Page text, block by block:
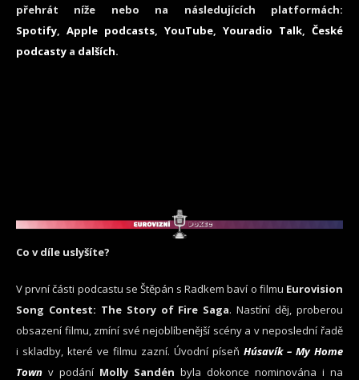
přehrát níže nebo na následujících platformách:
Spotify, Apple podcasts, YouTube, Youradio Talk, České
podcasty a dalších.
Co v díle uslyšíte?
V první části podcastu se Štěpán s Radkem baví o filmu Eurovision
Song Contest: The Story of Fire Saga. Nastíní děj, proberou
obsazení filmu, zmíní své nejoblíbenější scény a v neposlední řadě
i skladby, které ve filmu zazní. Úvodní píseň Húsavík – My Home
Town v podání Molly Sandén byla dokonce nominována i na